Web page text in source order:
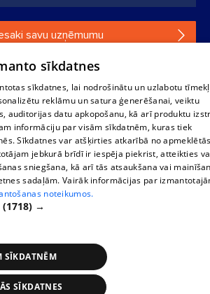
savu uzņēmumu
nav mūsu datubāzē, aizpildi vienkāršu
daļas vai datu bāzē iekļautās informācijas,
pavairošana vai izplatīšana jebkādā formā
arī ir aizliegta lejupielāde automātiskā
web lapā publicētā materiāla
aizliegta bez 1188 web lapas
e-pasts -
2004-2026
sīkdatnes
sīkdatnes, lai nodrošinātu un uzlabotu
reklāmu un satura ģenerēšanai, veiktu
auditorijas datu apkopošanu, kā arī produktu
informāciju par visām sīkdatnēm, kuras tiek
Sīkdatnes var atšķirties atkarībā no
jebkurā brīdī ir iespēja piekrist, atteikties
sniegšana, kā arī tās atsaukšana vai
sadaļām. Vairāk informācijas par
noteikumos.
(1718) →
SĪKDATNĒM
SĪKDATNES